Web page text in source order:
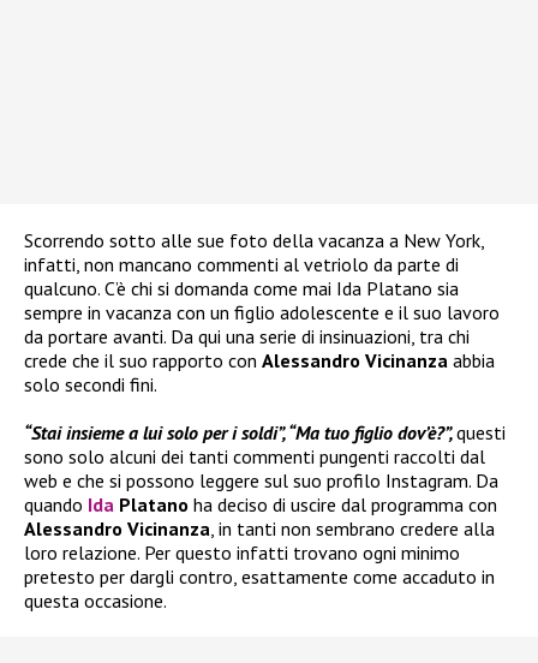
Scorrendo sotto alle sue foto della vacanza a New York,
infatti, non mancano commenti al vetriolo da parte di
qualcuno. C’è chi si domanda come mai Ida Platano sia
sempre in vacanza con un figlio adolescente e il suo lavoro
da portare avanti. Da qui una serie di insinuazioni, tra chi
crede che il suo rapporto con Alessandro Vicinanza abbia
solo secondi fini.
“Stai insieme a lui solo per i soldi”, “Ma tuo figlio dov’è?”,questi
sono solo alcuni dei tanti commenti pungenti raccolti dal
web e che si possono leggere sul suo profilo Instagram. Da
quando Ida Platano ha deciso di uscire dal programma con
Alessandro Vicinanza, in tanti non sembrano credere alla
loro relazione. Per questo infatti trovano ogni minimo
pretesto per dargli contro, esattamente come accaduto in
questa occasione.